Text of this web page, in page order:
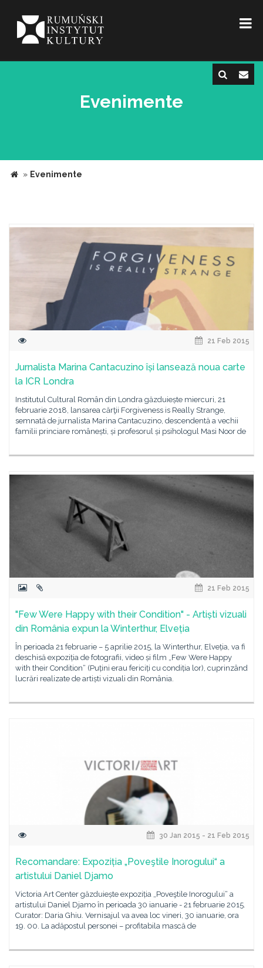
Evenimente
» Evenimente
21 Feb 2015
Jurnalista Marina Cantacuzino își lansează noua carte
la ICR Londra
Institutul Cultural Român din Londra găzduiește miercuri, 21
februarie 2018, lansarea cărţii Forgiveness is Really Strange,
semnată de jurnalista Marina Cantacuzino, descendentă a vechii
familii princiare românești, și profesorul și psihologul Masi Noor de
21 Feb 2015
"Few Were Happy with their Condition" - Artiști vizuali
din România expun la Winterthur, Elveția
În perioada 21 februarie – 5 aprilie 2015, la Winterthur, Elveția, va fi
deschisă expoziția de fotografii, video și film „Few Were Happy
with their Condition“ (Puțini erau fericiți cu condiția lor), cuprinzând
lucrări realizate de artiști vizuali din România.
30 Jan 2015 - 21 Feb 2015
Recomandare: Expoziția „Poveştile Inorogului“ a
artistului Daniel Djamo
Victoria Art Center găzduiește expoziția „Poveştile Inorogului“ a
artistului Daniel Djamo în perioada 30 ianuarie - 21 februarie 2015.
Curator: Daria Ghiu. Vernisajul va avea loc vineri, 30 ianuarie, ora
19. 00. La adăpostul personei – profitabila mască de